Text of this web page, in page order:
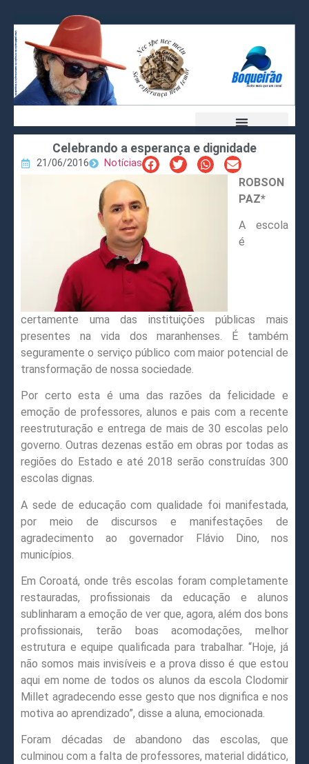
Celebrando a esperança e dignidade
21/06/2016 Notícias
ROBSON
PAZ*
A escola
é
certamente uma das instituições públicas mais
presentes na vida dos maranhenses. É também
seguramente o serviço público com maior potencial de
transformação de nossa sociedade.
Por certo esta é uma das razões da felicidade e
emoção de professores, alunos e pais com a recente
reestruturação e entrega de mais de 30 escolas pelo
governo. Outras dezenas estão em obras por todas as
regiões do Estado e até 2018 serão construídas 300
escolas dignas.
A sede de educação com qualidade foi manifestada,
por meio de discursos e manifestações de
agradecimento ao governador Flávio Dino, nos
municípios.
Em Coroatá, onde três escolas foram completamente
restauradas, profissionais da educação e alunos
sublinharam a emoção de ver que, agora, além dos bons
profissionais, terão boas acomodações, melhor
estrutura e equipe qualificada para trabalhar. “Hoje, já
não somos mais invisíveis e a prova disso é que estou
aqui em nome de todos os alunos da escola Clodomir
Millet agradecendo esse gesto que nos dignifica e nos
motiva ao aprendizado”, disse a aluna, emocionada.
Foram décadas de abandono das escolas, que
culminou com a falta de professores, material didático,